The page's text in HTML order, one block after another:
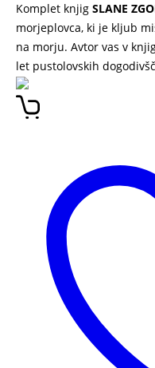
Komplet knjig SLANE
morjeplovca, ki je kljub
na morju. Avtor vas v
let pustolovskih